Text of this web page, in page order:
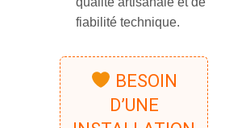
fiabilité technique.
BESOIN
D’UNE